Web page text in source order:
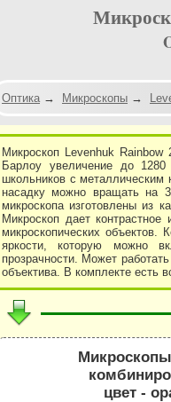
Оптика → Микроскопы →
Микроскоп Levenhuk
Барлоу увеличение до
школьников с металлическим
насадку можно вращать на
микроскопа изготовлены из
Микроскоп дает
микроскопических объектов.
яркости, которую можно
прозрачности. Может
объектива. В комплекте есть
Микроскопы
цвет -